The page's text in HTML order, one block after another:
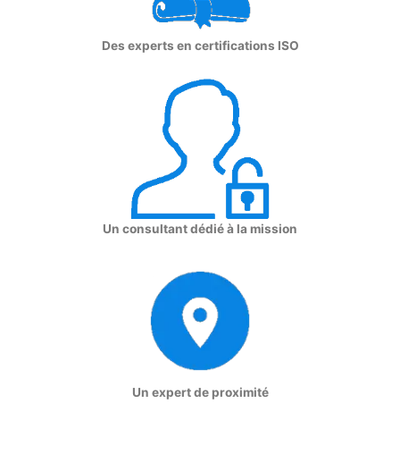
Des experts en certifications ISO
Un consultant dédié à la mission
Un expert de proximité